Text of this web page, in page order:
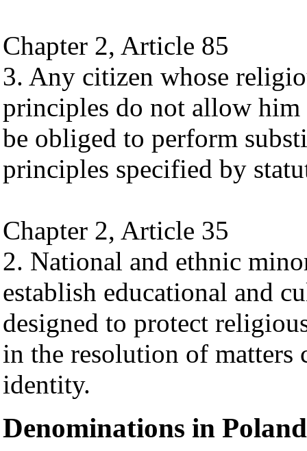
Chapter 2, Article 85
3. Any citizen whose
principles do not allow
be obliged to perform
principles specified by
Chapter 2, Article 35
2. National and ethnic
establish educational and
designed to protect
in the resolution of
identity.
Denominations in Poland